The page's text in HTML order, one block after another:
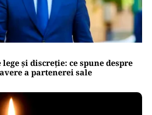
și discreție: ce spune despre
a partenerei sale